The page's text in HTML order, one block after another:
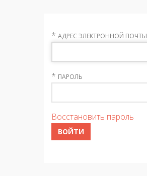
* АДРЕС ЭЛЕКТРОННОЙ ПОЧТЫ
* ПАРОЛЬ
Восстановить пароль
ВОЙТИ